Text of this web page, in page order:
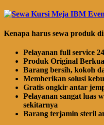
Kenapa harus sewa produk
Pelayanan full service
Produk Original
Barang bersih, kokoh
Memberikan solusi
Gratis ongkir antar
Pelayanan sangat luas
sekitarnya
Barang terjamin steril